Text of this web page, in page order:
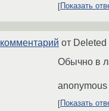
Показать
комментарий от Deleted
Обычно в
anonymous
Показать